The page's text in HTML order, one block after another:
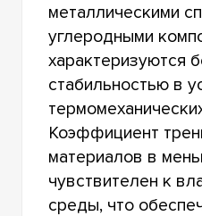
металлическими
углеродными
характеризуются
стабильностью в
Коэффициент
материалов в
чувствителен к
среды, что